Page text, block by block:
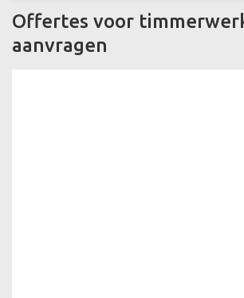
Offertes voor
aanvragen